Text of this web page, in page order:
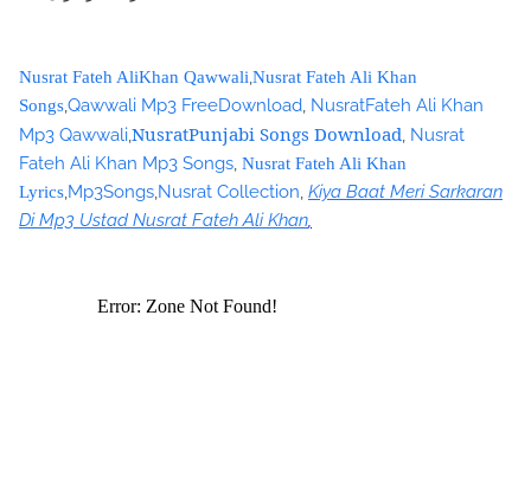
Nusrat Fateh AliKhan Qawwali,Nusrat Fateh Ali Khan
Songs,Qawwali Mp3 FreeDownload, NusratFateh Ali Khan
Mp3 Qawwali,NusratPunjabi Songs Download, Nusrat
Fateh Ali Khan Mp3 Songs, Nusrat Fateh Ali Khan
Lyrics,Mp3Songs,Nusrat Collection, Kiya Baat Meri Sarkaran
Di Mp3 Ustad Nusrat Fateh Ali Khan,